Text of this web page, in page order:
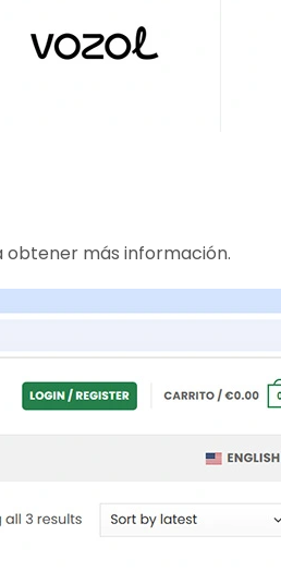
obtener más información.